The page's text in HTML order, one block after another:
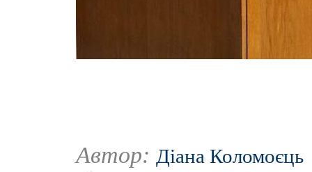
Автор: Діана Коломоєць